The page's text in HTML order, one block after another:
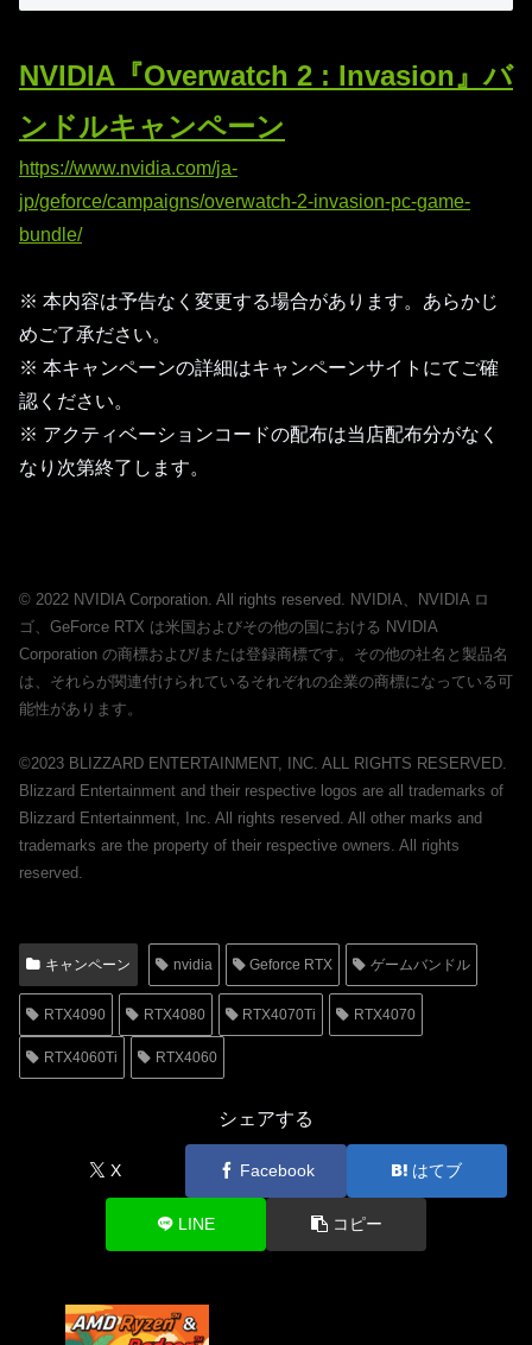
NVIDIA『Overwatch 2 : Invasion』バ
ンドルキャンペーン
https://www.nvidia.com/ja-
jp/geforce/campaigns/overwatch-2-invasion-pc-game-
bundle/
※ 本内容は予告なく変更する場合があります。あらかじ
めご了承ださい。
※ 本キャンペーンの詳細はキャンペーンサイトにてご確
認ください。
※ アクティベーションコードの配布は当店配布分がなく
なり次第終了します。
© 2022 NVIDIA Corporation. All rights reserved. NVIDIA、NVIDIA ロ
ゴ、GeForce RTX は米国およびその他の国における NVIDIA
Corporation の商標および/または登録商標です。その他の社名と製品名
は、それらが関連付けられているそれぞれの企業の商標になっている可
能性があります。
©2023 BLIZZARD ENTERTAINMENT, INC. ALL RIGHTS RESERVED.
Blizzard Entertainment and their respective logos are all trademarks of
Blizzard Entertainment, Inc. All rights reserved. All other marks and
trademarks are the property of their respective owners. All rights
reserved.
キャンペーン nvidia Geforce RTX ゲームバンドル
RTX4090 RTX4080 RTX4070Ti RTX4070
RTX4060Ti RTX4060
シェアする
X Facebook はてブ
LINE コピー